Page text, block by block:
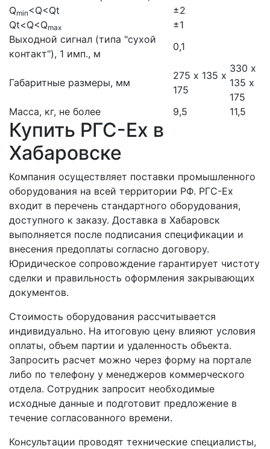
Qmin<Q<Qt
±2
Qt<Q<Qmax
±1
Выходной сигнал (типа "сухой
контакт"), 1 имп., м
0,1
Габаритные размеры, мм
275 х 135 х
175
330 х
135 х
175
Масса, кг, не более
9,5 11,5
Купить РГС-Ex в
Хабаровске
Компания осуществляет поставки промышленного
оборудования на всей территории РФ. РГС-Ex
входит в перечень стандартного оборудования,
доступного к заказу. Доставка в Хабаровск
выполняется после подписания спецификации и
внесения предоплаты согласно договору.
Юридическое сопровождение гарантирует чистоту
сделки и правильность оформления закрывающих
документов.
Стоимость оборудования рассчитывается
индивидуально. На итоговую цену влияют условия
оплаты, объем партии и удаленность объекта.
Запросить расчет можно через форму на портале
либо по телефону у менеджеров коммерческого
отдела. Сотрудник запросит необходимые
исходные данные и подготовит предложение в
течение согласованного времени.
Консультации проводят технические специалисты,